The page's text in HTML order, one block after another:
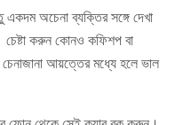
অচেনা ব্যক্তির সঙ্গে দেখা
চেষ্টা করুন কোনও কফিশপ বা
চেনাজানা আয়ত্তের মধ্যে হলে ভাল